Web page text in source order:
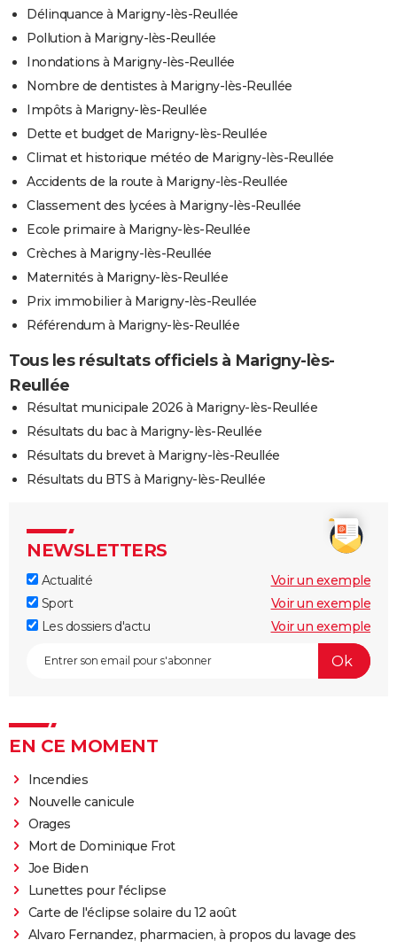
Délinquance à Marigny-lès-Reullée
Pollution à Marigny-lès-Reullée
Inondations à Marigny-lès-Reullée
Nombre de dentistes à Marigny-lès-Reullée
Impôts à Marigny-lès-Reullée
Dette et budget de Marigny-lès-Reullée
Climat et historique météo de Marigny-lès-Reullée
Accidents de la route à Marigny-lès-Reullée
Classement des lycées à Marigny-lès-Reullée
Ecole primaire à Marigny-lès-Reullée
Crèches à Marigny-lès-Reullée
Maternités à Marigny-lès-Reullée
Prix immobilier à Marigny-lès-Reullée
Référendum à Marigny-lès-Reullée
Tous les résultats officiels à Marigny-lès-
Reullée
Résultat municipale 2026 à Marigny-lès-Reullée
Résultats du bac à Marigny-lès-Reullée
Résultats du brevet à Marigny-lès-Reullée
Résultats du BTS à Marigny-lès-Reullée
NEWSLETTERS
Actualité
Voir un exemple
Sport
Voir un exemple
Les dossiers d'actu
Voir un exemple
EN CE MOMENT
Incendies
Nouvelle canicule
Orages
Mort de Dominique Frot
Joe Biden
Lunettes pour l'éclipse
Carte de l'éclipse solaire du 12 août
Alvaro Fernandez, pharmacien, à propos du lavage des